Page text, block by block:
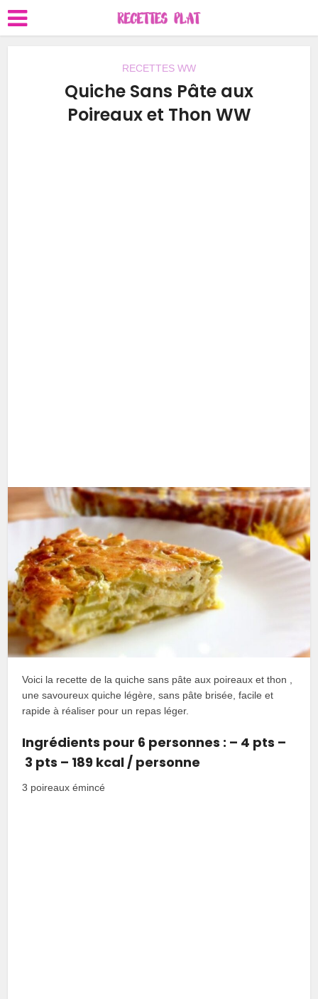
RECETTES WW
Quiche Sans Pâte aux
Poireaux et Thon WW
Voici la recette de la quiche sans pâte aux poireaux et thon ,
une savoureux quiche légère, sans pâte brisée, facile et
rapide à réaliser pour un repas léger.
Ingrédients pour 6 personnes : – 4 pts –
3 pts – 189 kcal / personne
3 poireaux émincé